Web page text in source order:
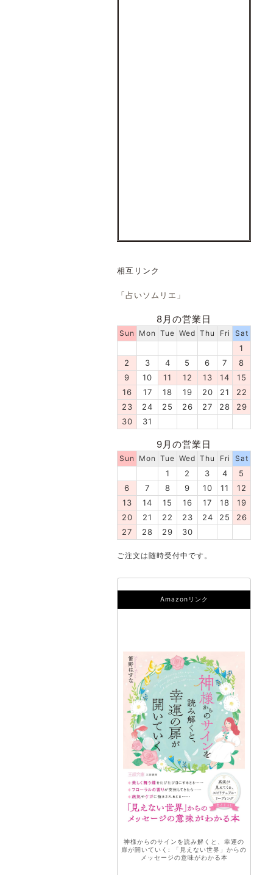
相互リンク
「占いソムリエ」
8月の営業日
Sun Mon Tue Wed Thu Fri Sat
1
2
3 4 5 6 7
8
9
10 11 12 13 14
15
16
17 18 19 20 21
22
23
24 25 26 27 28
29
30
31
9月の営業日
Sun Mon Tue Wed Thu Fri Sat
1 2 3 4
5
6
7 8 9 10 11
12
13
14 15 16 17 18
19
20
21 22 23 24 25
26
27
28 29 30
ご注文は随時受付中です。
Amazonリンク
神様からのサインを読み解くと、幸運の
扉が開いていく: 「見えない世界」からの
メッセージの意味がわかる本